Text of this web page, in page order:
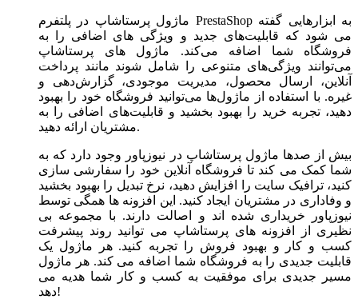
ماژول‌ پرستاشاپ در پلتفرم PrestaShop به ابزارهایی گفته
می شود که قابلیت‌های جدید و ویژگی های اضافی را به
فروشگاه شما اضافه می‌کند. ماژول های پرستاشاپ
می‌توانند ویژگی‌های متنوعی را شامل شوند مانند پرداخت
آنلاین، ارسال محصول، مدیریت موجودی، گزارش‌دهی و
غیره. با استفاده از ماژول‌ها می‌توانید فروشگاه خود را بهبود
دهید، تجربه خرید را بهبود بخشید و قابلیت‌های اضافی را به
مشتریان ارائه دهید.
بیش از صدها ماژول پرستاشاپ در نیوزپاور وجود دارد که به
شما کمک می کند تا فروشگاه آنلاین خود را سفارشی سازی
کنید، ترافیک سایت را افزایش دهید، نرخ تبدیل را بهبود بخشید
و وفاداری در مشتریان ایجاد کنید. این افزونه ها همگی توسط
نیوزپاور خریداری شده اند و اصالت دارند. با مجموعه بی
نظیری از افزونه های پرستاشاپ می توانید روند پیشرفت
کسب و کار و بهبود فروش را تجربه کنید. هر ماژول یک
قابلیت جدیدی را به فروشگاه شما اضافه می کند. هر ماژول
مسیر جدیدی برای موفقیت به کسب و کار شما هدیه می
دهد!